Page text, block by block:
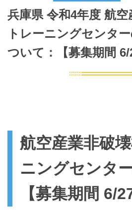
兵庫県 令和4年度 航
トレーニングセンタ
ついて：【募集期間 6/
航空産業非破
ニングセンタ
【募集期間 6/